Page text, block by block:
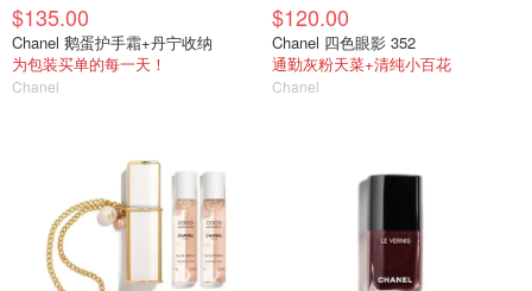
$135.00
Chanel 鹅蛋护手霜+丹宁收纳
为包装买单的每一天！
Chanel
$120.00
Chanel 四色眼影 352
通勤灰粉天菜+清纯小百花
Chanel